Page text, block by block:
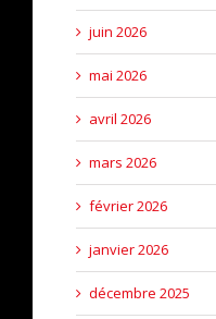
juin 2026
mai 2026
avril 2026
mars 2026
février 2026
janvier 2026
décembre 2025